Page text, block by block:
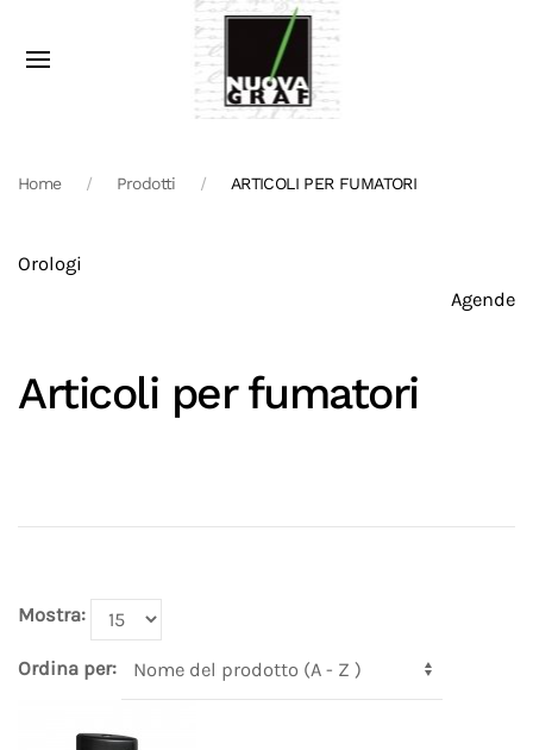
Home Prodotti ARTICOLI PER FUMATORI
Orologi
Agende
Articoli per fumatori
Mostra:
Ordina per: